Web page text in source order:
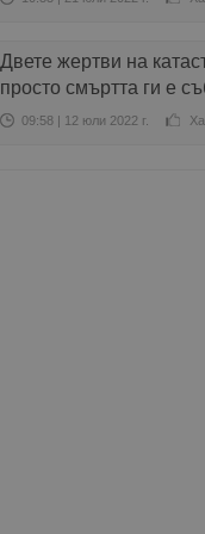
Двете жертви на
просто смъртта ги е
09:58 | 12 юли 2022 г.